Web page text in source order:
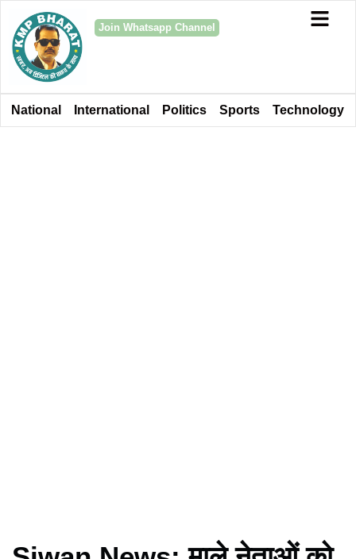
Join Whatsapp Channel
National International Politics Sports Technology